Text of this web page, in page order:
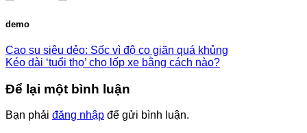
demo
Cao su siêu dẻo: Sốc vì độ co giãn quá khủng
Kéo dài ‘tuổi thọ’ cho lốp xe bằng cách nào?
Để lại một bình luận
Bạn phải đăng nhập để gửi bình luận.